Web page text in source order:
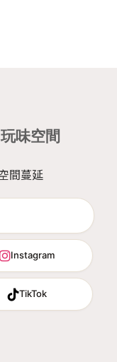
間蔓延
Instagram
TikTok